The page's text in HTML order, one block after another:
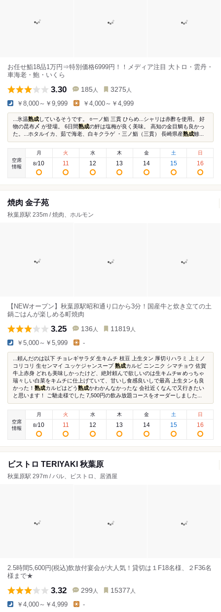
お任せ鮨18品1万円⇒特別価格6999円！！メディア注目 大トロ・雲丹・
車海老・鮑・いくら
3.30 185 人 3275 人
￥8,000～￥9,999 ￥4,000～￥4,999
...氷温熟成しているそうです。 ○一ノ鮨 三貫 ひらめ...シャリは赤酢を使用。 好
物の昆布〆 が登場。 6日間熟成の鮃は塩梅が良く美味。 高知の金目鯛も良かっ
た。...ホタルイカ、茹で海老、白キクラゲ ・三ノ鮨（三貫） 長崎県産熟成鯵...
空席
情報
月
8/10
火
11
水
12
木
13
金
14
土
15
日
16
焼肉 金子苑
秋葉原駅 235m / 焼肉、ホルモン
【NEWオープン】秋葉原駅昭和通り口から3分！国産牛と炊き立ての土
鍋ごはんが楽しめる町焼肉
3.25 136 人 11819 人
￥5,000～￥5,999 -
...頼んだのは以下 チョレギサラダ 生キムチ 枝豆 上生タン 厚切りハラミ 上ミノ
コリコリ 生センマイ ユッケジャンスープ 熟成カルビ ニンニク シマチョウ 佐賀
牛上赤身 どれも美味しかったけど、絶対頼んで欲しいのは生キムチw めっちゃ
瑞々しい白菜をキムチに仕上げていて、甘いし食感良いしで最高 上生タンも良
かった！ 熟成カルビはどう 熟成かわかんなかったな 会社近くなんで又行きたい
と思います！ ご馳走様でした 7,500円の飲み放題コースをオーダーしました...
空席
情報
月
8/10
火
11
水
12
木
13
金
14
土
15
日
16
ビストロ TERIYAKI 秋葉原
秋葉原駅 297m / バル、ビストロ、居酒屋
2.5時間5,600円(税込)飲放付宴会が大人気！貸切は１F18名様、２F36名
様まで★
3.32 299 人 15377 人
￥4,000～￥4,999 -